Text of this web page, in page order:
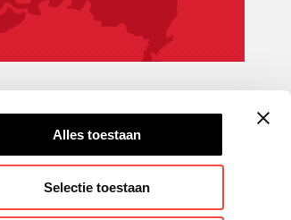
Alles toestaan
Selectie toestaan